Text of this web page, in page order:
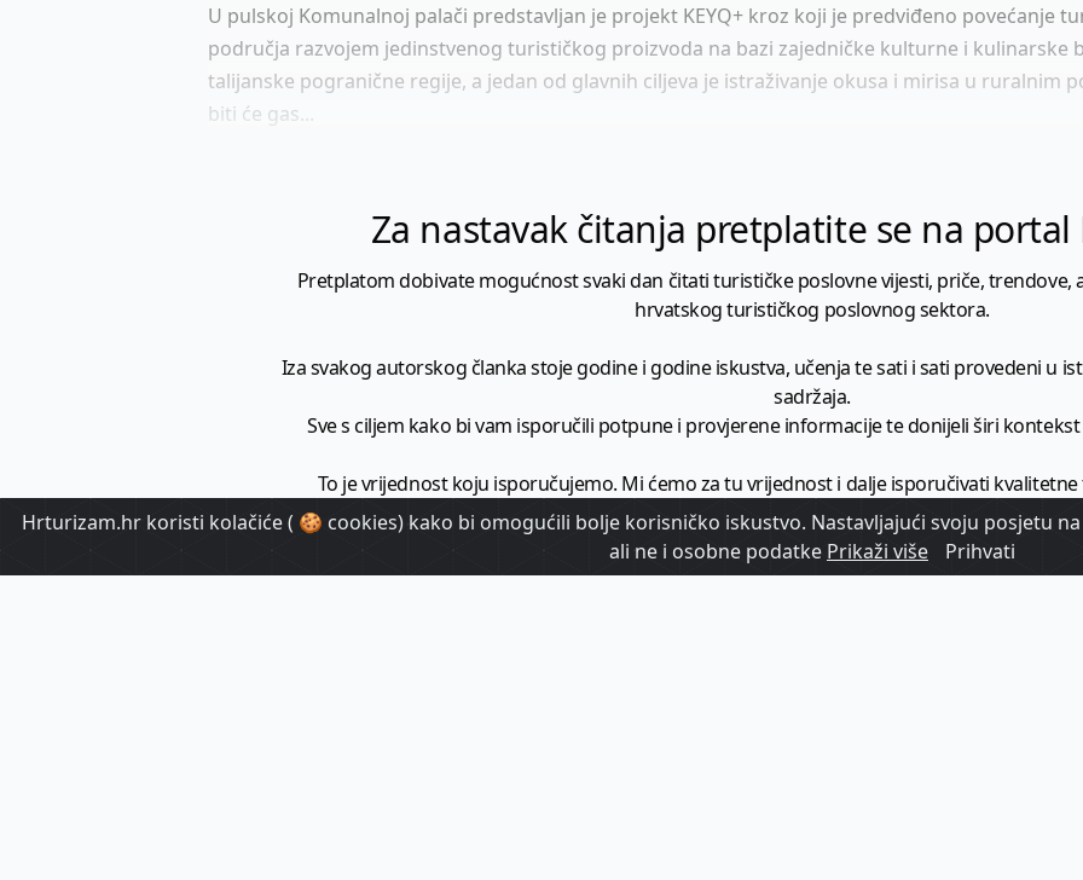
U pulskoj Komunalnoj palači predstavljan je projekt KEYQ+ kroz koji je predviđeno povećanje
područja razvojem jedinstvenog turističkog proizvoda na bazi zajedničke kulturne i kulinarske
talijanske pogranične regije, a jedan od glavnih ciljeva je istraživanje okusa i mirisa u ruralnim
biti će gas...
Za nastavak čitanja pretplatite se na
Pretplatom dobivate mogućnost svaki dan čitati turističke poslovne vijesti, priče, trendove,
hrvatskog turističkog poslovnog sektora.
Iza svakog autorskog članka stoje godine i godine iskustva, učenja te sati i sati provedeni u
sadržaja.
Sve s ciljem kako bi vam isporučili potpune i provjerene informacije te donijeli širi
To je vrijednost koju isporučujemo. Mi ćemo za tu vrijednost i dalje isporučivati
minimalno1728 članaka godišnje
HrTurizam - vaš izvor informacija iz poslovnog svijeta hrvatskog
Hrturizam.hr koristi kolačiće ( 🍪 cookies) kako bi omogućili bolje korisničko iskustvo. Nastavljajući svoju posjetu
ali ne i osobne podatke Prikaži više Prihvati